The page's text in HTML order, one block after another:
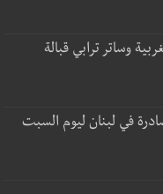
وساتر ترابي قبالة
في لبنان ليوم السبت